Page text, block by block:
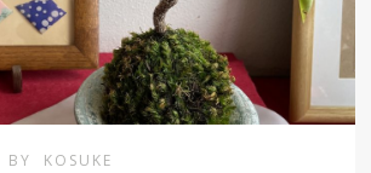
BY KOSUKE